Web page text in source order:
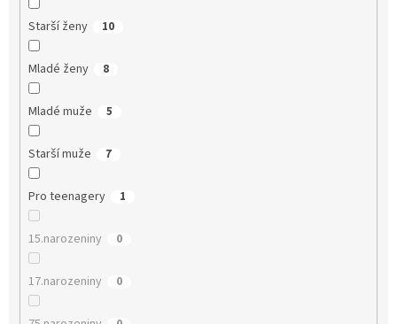
Starší ženy 10
Mladé ženy 8
Mladé muže 5
Starší muže 7
Pro teenagery 1
15.narozeniny 0
17.narozeniny 0